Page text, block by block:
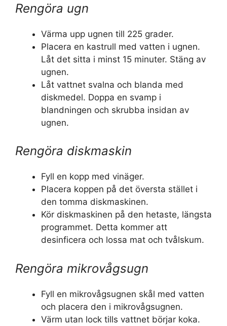
Rengöra ugn
Värma upp ugnen till 225 grader.
Placera en kastrull med vatten i ugnen.
Låt det sitta i minst 15 minuter. Stäng av
ugnen.
Låt vattnet svalna och blanda med
diskmedel. Doppa en svamp i
blandningen och skrubba insidan av
ugnen.
Rengöra diskmaskin
Fyll en kopp med vinäger.
Placera koppen på det översta stället i
den tomma diskmaskinen.
Kör diskmaskinen på den hetaste, längsta
programmet. Detta kommer att
desinficera och lossa mat och tvålskum.
Rengöra mikrovågsugn
Fyll en mikrovågsugnen skål med vatten
och placera den i mikrovågsugnen.
Värm utan lock tills vattnet börjar koka.